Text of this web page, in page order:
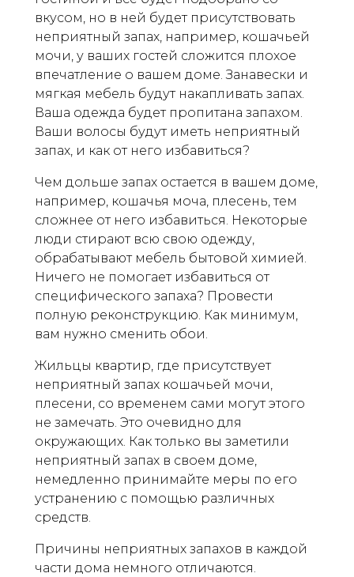
вкусом, но в ней будет присутствовать
неприятный запах, например, кошачьей
мочи, у ваших гостей сложится плохое
впечатление о вашем доме. Занавески и
мягкая мебель будут накапливать запах.
Ваша одежда будет пропитана запахом.
Ваши волосы будут иметь неприятный
запах, и как от него избавиться?
Чем дольше запах остается в вашем доме,
например, кошачья моча, плесень, тем
сложнее от него избавиться. Некоторые
люди стирают всю свою одежду,
обрабатывают мебель бытовой химией.
Ничего не помогает избавиться от
специфического запаха? Провести
полную реконструкцию. Как минимум,
вам нужно сменить обои.
Жильцы квартир, где присутствует
неприятный запах кошачьей мочи,
плесени, со временем сами могут этого
не замечать. Это очевидно для
окружающих. Как только вы заметили
неприятный запах в своем доме,
немедленно принимайте меры по его
устранению с помощью различных
средств.
Причины неприятных запахов в каждой
части дома немного отличаются.